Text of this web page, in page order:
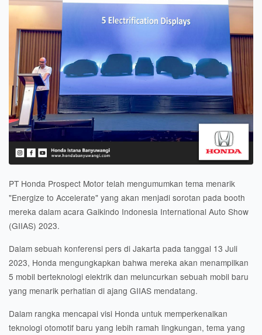
PT Honda Prospect Motor telah mengumumkan tema menarik
"Energize to Accelerate" yang akan menjadi sorotan pada booth
mereka dalam acara Gaikindo Indonesia International Auto Show
(GIIAS) 2023.
Dalam sebuah konferensi pers di Jakarta pada tanggal 13 Juli
2023, Honda mengungkapkan bahwa mereka akan menampilkan
5 mobil berteknologi elektrik dan meluncurkan sebuah mobil baru
yang menarik perhatian di ajang GIIAS mendatang.
Dalam rangka mencapai visi Honda untuk memperkenalkan
teknologi otomotif baru yang lebih ramah lingkungan, tema yang